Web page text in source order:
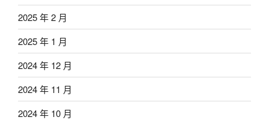
2025 年 2 月
2025 年 1 月
2024 年 12 月
2024 年 11 月
2024 年 10 月